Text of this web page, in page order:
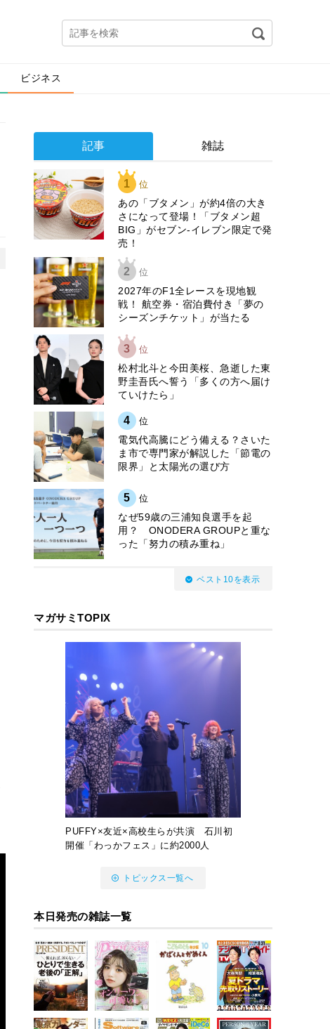
ビジネス
記事 雑誌
1 位
あの「ブタメン」が約4倍の大き
さになって登場！「ブタメン超
BIG」がセブン‐イレブン限定で発
売！
2 位
2027年のF1全レースを現地観
戦！ 航空券・宿泊費付き「夢の
シーズンチケット」が当たる
3 位
松村北斗と今田美桜、急逝した東
野圭吾氏へ誓う「多くの方へ届け
ていけたら」
4 位
電気代高騰にどう備える？さいた
ま市で専門家が解説した「節電の
限界」と太陽光の選び方
5 位
なぜ59歳の三浦知良選手を起
用？ ONODERA GROUPと重な
った「努力の積み重ね」
ベスト10を表示
マガサミTOPIX
PUFFY×友近×高校生らが共演 石川初
開催「わっかフェス」に約2000人
トピックス一覧へ
本日発売の雑誌一覧